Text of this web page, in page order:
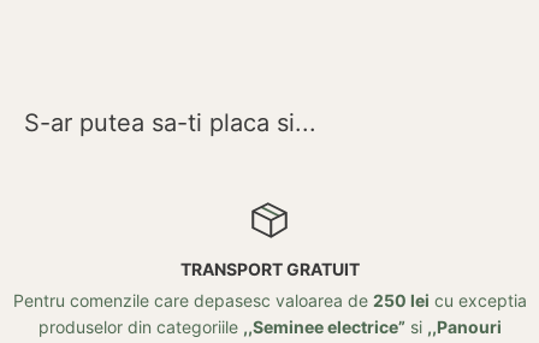
S-ar putea sa-ti placa si...
cu exceptia
,,Panouri
RETUR
Posibilitate de retur in 14 zile de la data